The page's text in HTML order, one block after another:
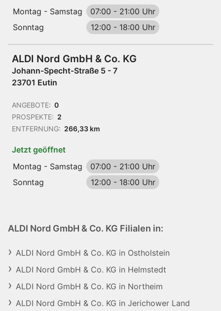
Montag - Samstag
07:00 - 21:00 Uhr
Sonntag
12:00 - 18:00 Uhr
ALDI Nord GmbH & Co. KG
Johann-Specht-Straße 5 - 7
23701 Eutin
ANGEBOTE: 0
PROSPEKTE: 2
ENTFERNUNG: 266,33 km
Jetzt geöffnet
Montag - Samstag
07:00 - 21:00 Uhr
Sonntag
12:00 - 18:00 Uhr
ALDI Nord GmbH & Co. KG Filialen in:
ALDI Nord GmbH & Co. KG in Ostholstein
ALDI Nord GmbH & Co. KG in Helmstedt
ALDI Nord GmbH & Co. KG in Northeim
ALDI Nord GmbH & Co. KG in Jerichower Land